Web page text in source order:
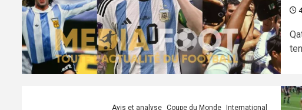
Avis et analyse Coupe du Monde International